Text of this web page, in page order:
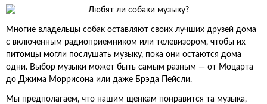
Многие владельцы собак оставляют своих лучших друзей дома
с включенным радиоприемником или телевизором, чтобы их
питомцы могли послушать музыку, пока они остаются дома
одни. Выбор музыки может быть самым разным — от Моцарта
до Джима Моррисона или даже Брэда Пейсли.
Мы предполагаем, что нашим щенкам понравится та музыка,